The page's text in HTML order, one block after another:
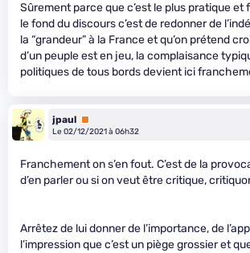
Sûrement parce que c’est le plus pratique et
le fond du discours c’est de redonner de
la “grandeur” à la France et qu’on prétend
d’un peuple est en jeu, la complaisance
politiques de tous bords devient ici
jpaul Premium
Le 02/12/2021 à 06h32
Franchement on s’en fout. C’est de la
d’en parler ou si on veut être critique,
Arrêtez de lui donner de l’importance, de
l’impression que c’est un piège grossier et